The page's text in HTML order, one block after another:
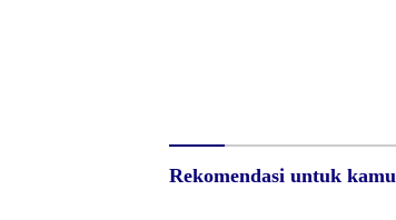
Rekomendasi untuk kamu